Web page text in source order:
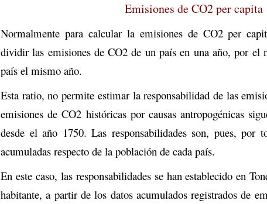
Emisiones de CO2 per capita
Normalmente para calcular la emisiones de CO2 per
dividir las emisiones de CO2 de un país en una año, por el
país el mismo año.
Esta ratio, no permite estimar la responsabilidad de las
emisiones de CO2 históricas por causas antropogénicas
desde el año 1750. Las responsabilidades son, pues, por
acumuladas respecto de la población de cada país.
En este caso, las responsabilidades se han establecido en
habitante, a partir de los datos acumulados registrados de